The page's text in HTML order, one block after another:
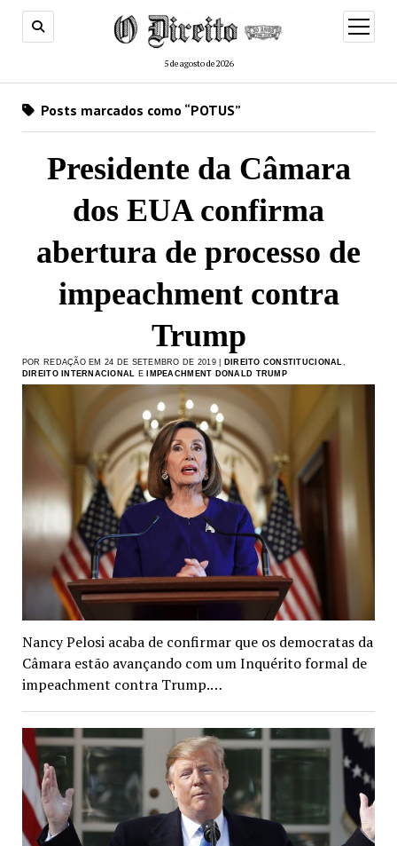
5 de agosto de 2026
menu
de
Posts marcados como “POTUS”
Presidente da Câmara
dos EUA confirma
abertura de processo de
impeachment contra
Trump
POR REDAÇÃO EM 24 DE SETEMBRO DE 2019 | DIREITO CONSTITUCIONAL,
DIREITO INTERNACIONAL E IMPEACHMENT DONALD TRUMP
Nancy Pelosi acaba de confirmar que os democratas da
Câmara estão avançando com um Inquérito formal de
impeachment contra Trump.…